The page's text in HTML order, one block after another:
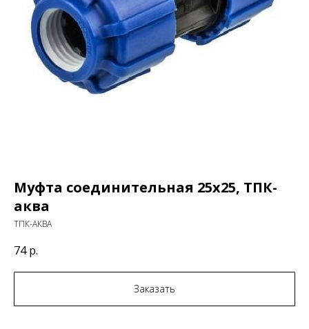
Муфта соединительная 25х25, ТПК-
аква
ТПК-АКВА
74 р.
Заказать